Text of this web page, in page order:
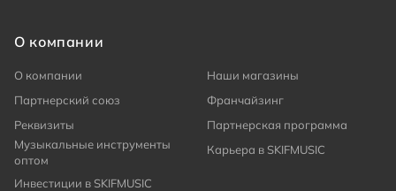
О компании
О компании
Наши магазины
Партнерский союз
Франчайзинг
Реквизиты
Партнерская программа
Музыкальные инструменты
оптом
Карьера в SKIFMUSIC
Инвестиции в SKIFMUSIC